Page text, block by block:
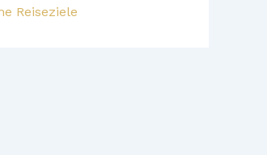
Reiseziele